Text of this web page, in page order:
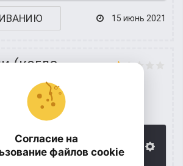
15 июнь 2021
(когда
Звуки ругающихся
00:00
Согласие на
файлов cookie